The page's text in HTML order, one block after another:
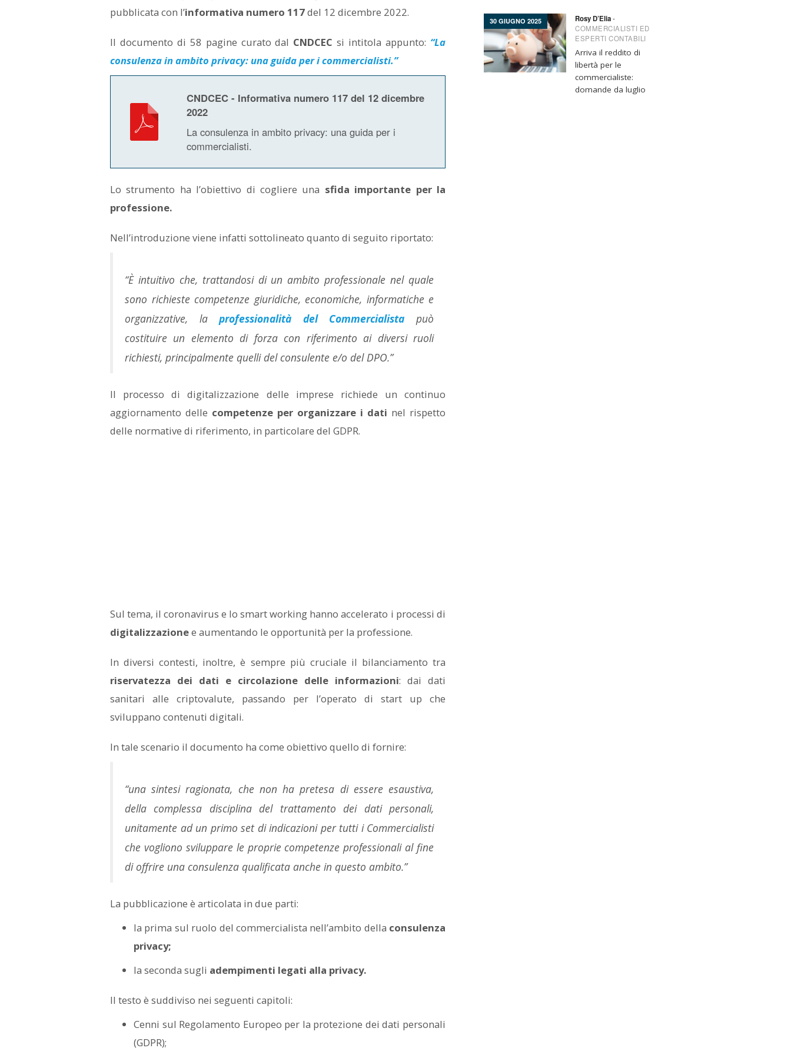
pubblicata con l’informativa numero 117del 12 dicembre 2022.
Il documento di 58 pagine curato dal CNDCEC si intitola appunto: “La
consulenza in ambito privacy: una guida per i commercialisti.”
CNDCEC - Informativa numero 117 del 12 dicembre
2022
La consulenza in ambito privacy: una guida per i
commercialisti.
Lo strumento ha l’obiettivo di cogliere una sfida importante per la
professione.
Nell’introduzione viene infatti sottolineato quanto di seguito riportato:
“È intuitivo che, trattandosi di un ambito professionale nel quale
sono richieste competenze giuridiche, economiche, informatiche e
organizzative, laprofessionalità del Commercialista può
costituire un elemento di forza con riferimento ai diversi ruoli
richiesti, principalmente quelli del consulente e/o del DPO.”
Il processo di digitalizzazione delle imprese richiede un continuo
aggiornamento delle competenze per organizzare i dati nel rispetto
delle normative di riferimento, in particolare del GDPR.
Sul tema, il coronavirus e lo smart working hanno accelerato i processi di
digitalizzazionee aumentando le opportunità per la professione.
In diversi contesti, inoltre, è sempre più cruciale il bilanciamento tra
riservatezza dei dati e circolazione delle informazioni: dai dati
sanitari alle criptovalute, passando per l’operato di start up che
sviluppano contenuti digitali.
In tale scenario il documento ha come obiettivo quello di fornire:
“una sintesi ragionata, che non ha pretesa di essere esaustiva,
della complessa disciplina del trattamento dei dati personali,
unitamente ad un primo set di indicazioni per tutti i Commercialisti
che vogliono sviluppare le proprie competenze professionali al fine
di offrire una consulenza qualificata anche in questo ambito.”
La pubblicazione è articolata in due parti:
la prima sul ruolo del commercialista nell’ambito della consulenza
privacy;
la seconda sugli adempimenti legati alla privacy.
Il testo è suddiviso nei seguenti capitoli:
Cenni sul Regolamento Europeo per la protezione dei dati personali
(GDPR);
30 GIUGNO 2025 Rosy D’Elia-
COMMERCIALISTI ED
ESPERTI CONTABILI
Arriva il reddito di
libertà per le
commercialiste:
domande da luglio